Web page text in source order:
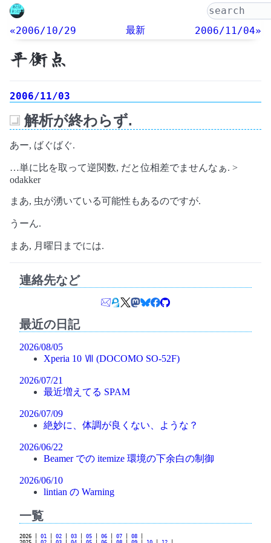
«2006/10/29 最新 2006/11/04»
平衡点
2006/11/03
解析が終わらず.
あー, ばぐばぐ.
…単に比を取って逆関数, だと位相差でませんなぁ. >
odakker
まあ, 虫が湧いている可能性もあるのですが.
うーん.
まあ, 月曜日までには.
連絡先など
最近の日記
2026/08/05
Xperia 10 Ⅶ (DOCOMO SO-52F)
2026/07/21
最近増えてる SPAM
2026/07/09
絶妙に、体調が良くない、ような？
2026/06/22
Beamer での itemize 環境の下余白の制御
2026/06/10
lintian の Warning
一覧
2026 | 01 02 03 05 06 07 08